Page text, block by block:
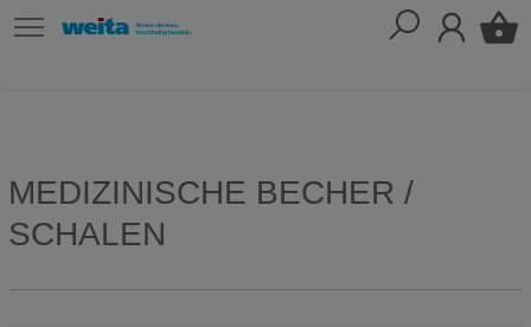
MEDIZINISCHE BECHER /
SCHALEN